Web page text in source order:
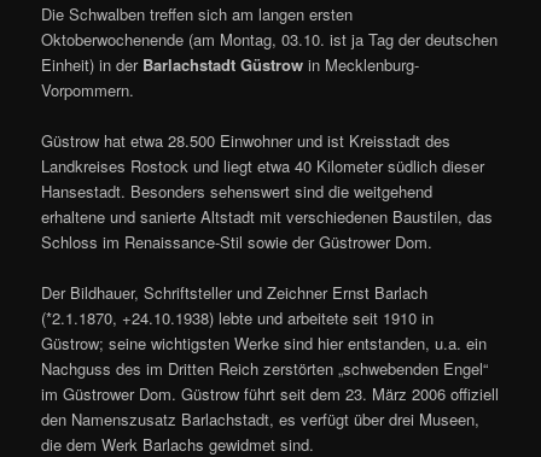
Die Schwalben treffen sich am langen ersten
Oktoberwochenende (am Montag, 03.10. ist ja Tag der deutschen
Einheit) in der Barlachstadt Güstrow in Mecklenburg-
Vorpommern.
Güstrow hat etwa 28.500 Einwohner und ist Kreisstadt des
Landkreises Rostock und liegt etwa 40 Kilometer südlich dieser
Hansestadt. Besonders sehenswert sind die weitgehend
erhaltene und sanierte Altstadt mit verschiedenen Baustilen, das
Schloss im Renaissance-Stil sowie der Güstrower Dom.
Der Bildhauer, Schriftsteller und Zeichner Ernst Barlach
(*2.1.1870, +24.10.1938) lebte und arbeitete seit 1910 in
Güstrow; seine wichtigsten Werke sind hier entstanden, u.a. ein
Nachguss des im Dritten Reich zerstörten „schwebenden Engel“
im Güstrower Dom. Güstrow führt seit dem 23. März 2006 offiziell
den Namenszusatz Barlachstadt, es verfügt über drei Museen,
die dem Werk Barlachs gewidmet sind.